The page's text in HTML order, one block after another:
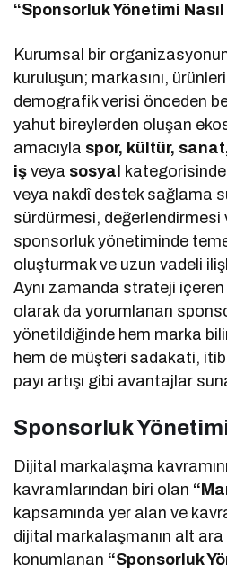
“Sponsorluk Yönetimi Nasıl
Kurumsal bir
kuruluşun; markasını,
demografik verisi önceden
yahut bireylerden oluşan
amacıyla spor, kültür,
iş veya sosyal
veya nakdî destek sağlama
sürdürmesi,
sponsorluk yönetiminde
oluşturmak ve uzun vadeli
Aynı zamanda strateji
olarak da yorumlanan
yönetildiğinde hem marka
hem de müşteri sadakati,
payı artışı gibi avantajlar
Sponsorluk
Dijital markalaşma
kavramlarından biri olan
kapsamında yer alan ve
dijital markalaşmanın alt ara
konumlanan “Sponsorluk